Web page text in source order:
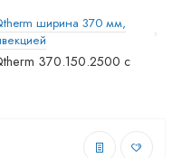
ширина 370 мм,
370.150.2500 с